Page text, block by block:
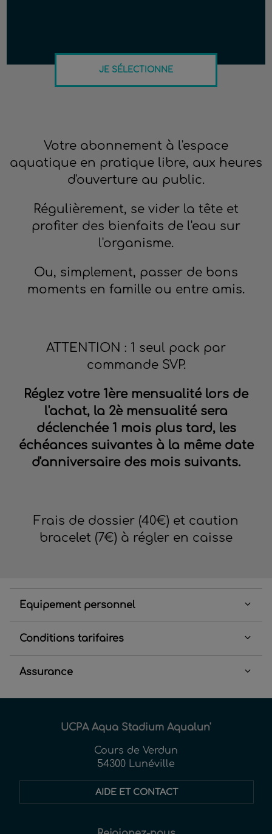
JE SÉLECTIONNE
Votre abonnement à l'espace
aquatique en pratique libre, aux heures
d'ouverture au public.
Régulièrement, se vider la tête et
profiter des bienfaits de l'eau sur
l'organisme.
Ou, simplement, passer de bons
moments en famille ou entre amis.
ATTENTION : 1 seul pack par
commande SVP.
Réglez votre 1ère mensualité lors de
l'achat, la 2è mensualité sera
déclenchée 1 mois plus tard, les
échéances suivantes à la même date
d'anniversaire des mois suivants.
Frais de dossier (40€) et caution
bracelet (7€) à régler en caisse
Equipement personnel
Conditions tarifaires
Assurance
UCPA Aqua Stadium Aqualun'
Cours de Verdun
54300 Lunéville
AIDE ET CONTACT